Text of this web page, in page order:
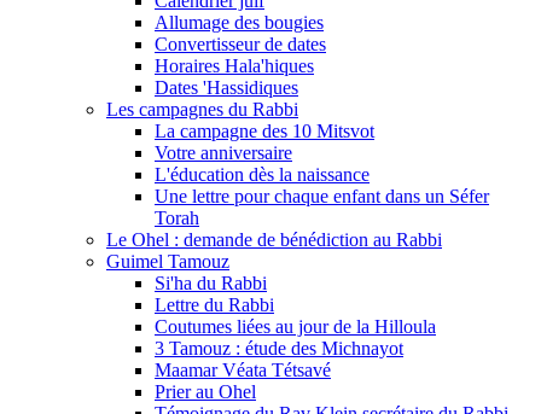
Allumage des bougies
Convertisseur de dates
Horaires Hala'hiques
Dates 'Hassidiques
Les campagnes du Rabbi
La campagne des 10 Mitsvot
Votre anniversaire
L'éducation dès la naissance
Une lettre pour chaque enfant dans un Séfer
Torah
Le Ohel : demande de bénédiction au Rabbi
Guimel Tamouz
Si'ha du Rabbi
Lettre du Rabbi
Coutumes liées au jour de la Hilloula
3 Tamouz : étude des Michnayot
Maamar Véata Tétsavé
Prier au Ohel